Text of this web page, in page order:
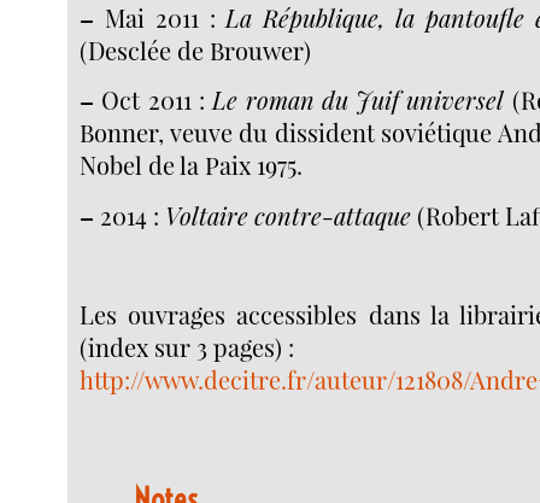
– Mai 2011 : La République, la
(Desclée de Brouwer)
– Oct 2011 : Le roman du Juif universel
Bonner, veuve du dissident soviétique
Nobel de la Paix 1975.
– 2014 : Voltaire contre-attaque (Robert
Les ouvrages accessibles dans la
(index sur 3 pages) :
http://www.decitre.fr/auteur/121808/